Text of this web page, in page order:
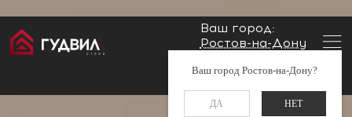
Ваш город:
Ростов-на-Дону
Ваш город Ростов-на-Дону?
ДА НЕТ
Заказать звонок
Главная Комфорт ремонт